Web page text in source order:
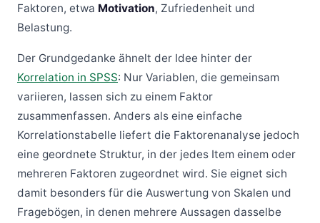
Faktoren, etwa Motivation, Zufriedenheit und
Belastung.
Der Grundgedanke ähnelt der Idee hinter der
Korrelation in SPSS: Nur Variablen, die gemeinsam
variieren, lassen sich zu einem Faktor
zusammenfassen. Anders als eine einfache
Korrelationstabelle liefert die Faktorenanalyse jedoch
eine geordnete Struktur, in der jedes Item einem oder
mehreren Faktoren zugeordnet wird. Sie eignet sich
damit besonders für die Auswertung von Skalen und
Fragebögen, in denen mehrere Aussagen dasselbe